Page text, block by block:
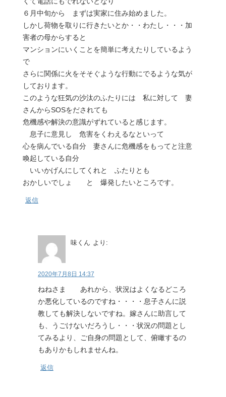
６月中旬から まずは実家に住み始めました。
しかし荷物を取りに行きたいとか・・わたし・・・加
害者の母からすると
マンションにいくことを簡単に考えたりしているよう
で
さらに関係に火をそそぐような行動にでるような気が
しております。
このような狂気の沙汰のふたりには 私に対して 妻
さんからSOSをだされても
危機感や解決の意識がずれていると感じます。
息子に意見し 危害をくわえるなといって
心を病んでいる自分 妻さんに危機感をもってと注意
喚起している自分
いいかげんにしてくれと ふたりとも
おかしいでしょ と 爆発したいところです。
返信
味くん より:
2020年7月8日 14:37
ねねさま あれから、状況はよくなるどころ
か悪化しているのですね・・・・息子さんに説
教しても解決しないですね。嫁さんに助言して
も、うごけないだろうし・・・状況の問題とし
てみるより、ご自身の問題として、俯瞰するの
もありかもしれませんね。
返信